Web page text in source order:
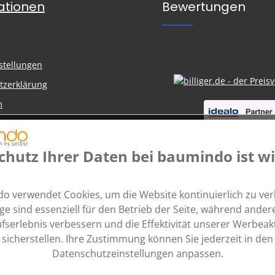
Ihrer Daten bei baumindo ist
verwendet Cookies, um die Website kontinuierlich zu
sind essenziell für den Betrieb der Seite, während
verbessern und die Effektivität unserer
sicherstellen. Ihre Zustimmung können Sie jederzeit in den
Datenschutzeinstellungen anpassen.
Bewertungen